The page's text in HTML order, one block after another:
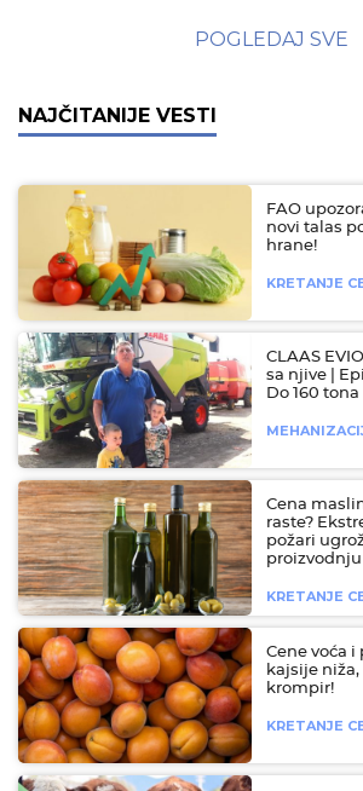
POGLEDAJ SVE
NAJČITANIJE VESTI
FAO
novi talas
hrane!
KRETANJE
CLAAS
sa njive |
Do 160
Cena
raste?
požari
proizvodnju
KRETANJE
Cene voća i
kajsije
krompir!
KRETANJE